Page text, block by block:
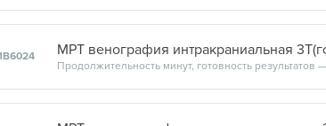
МРТ венография интракраниальная
Продолжительность минут, готовность результатов